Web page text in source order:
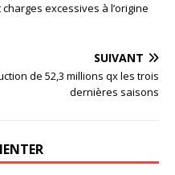
excessives à l’origine
SUIVANT
de 52,3 millions qx les trois
dernières saisons